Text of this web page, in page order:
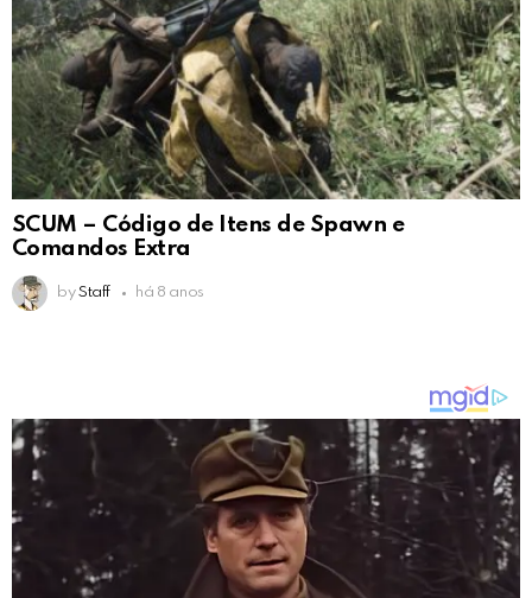
SCUM – Código de Itens de Spawn e
Comandos Extra
by Staff há 8 anos